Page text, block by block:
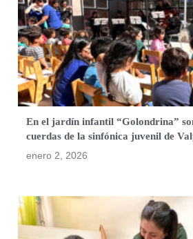
En el jardín infantil “Golondrina”
cuerdas de la sinfónica juvenil de
enero 2, 2026